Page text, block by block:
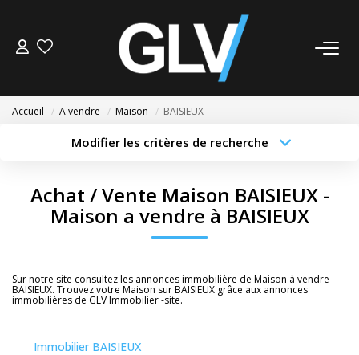
SYNDIC
NOS AGENCES
Accueil A vendre Maison BAISIEUX
Modifier les critères de recherche
Sélectionnez...
Type de bien
Surface min
Créer une alerte
Achat / Vente Maison BAISIEUX -
Maison a vendre à BAISIEUX
Sur notre site consultez les annonces immobilière de Maison à vendre
BAISIEUX. Trouvez votre Maison sur BAISIEUX grâce aux annonces
immobilières de GLV Immobilier -site.
Immobilier BAISIEUX